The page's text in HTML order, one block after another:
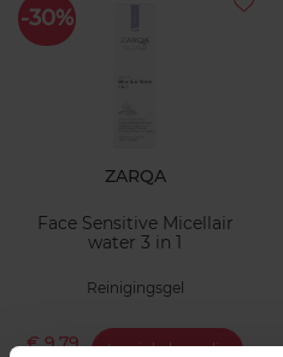
-30%
ZARQA
Face Sensitive Micellair
water 3 in 1
Reinigingsgel
€ 9,79 In winkelmandje